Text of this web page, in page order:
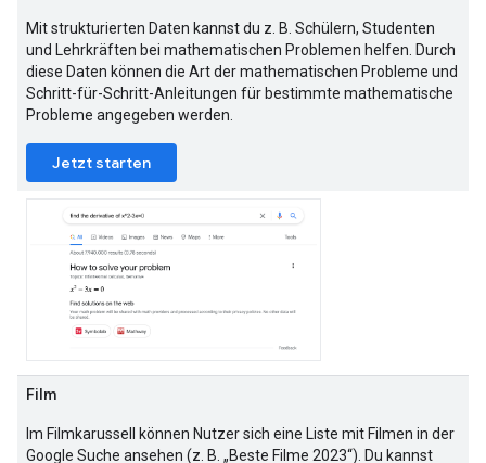
Mit strukturierten Daten kannst du z. B. Schülern, Studenten
und Lehrkräften bei mathematischen Problemen helfen. Durch
diese Daten können die Art der mathematischen Probleme und
Schritt-für-Schritt-Anleitungen für bestimmte mathematische
Probleme angegeben werden.
Jetzt starten
Film
Im Filmkarussell können Nutzer sich eine Liste mit Filmen in der
Google Suche ansehen (z. B. „Beste Filme 2023“). Du kannst